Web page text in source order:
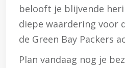
belooft je blijvende
diepe waardering voor
de Green Bay Packers
Plan vandaag nog je